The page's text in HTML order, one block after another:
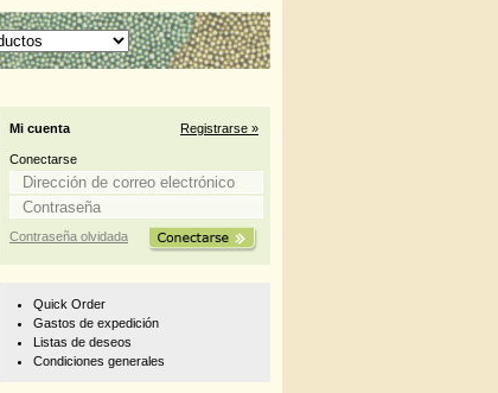
Mi cuenta Registrarse »
Conectarse
Contraseña olvidada
Quick Order
Gastos de expedición
Listas de deseos
Condiciones generales